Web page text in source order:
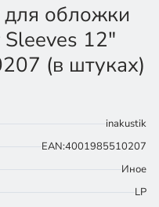
обложки
Sleeves 12"
(в штуках)
inakustik
EAN:4001985510207
Иное
LP